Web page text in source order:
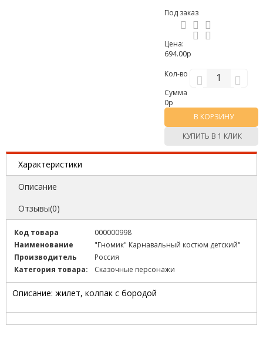
Под заказ
Цена:
694.00р
Кол-во
Сумма
0р
В КОРЗИНУ
КУПИТЬ В 1 КЛИК
Характеристики
Описание
Отзывы(0)
Код товара
000000998
Наименование
"Гномик" Карнавальный костюм детский"
Производитель
Россия
Категория товара:
Сказочные персонажи
Описание: жилет, колпак с бородой